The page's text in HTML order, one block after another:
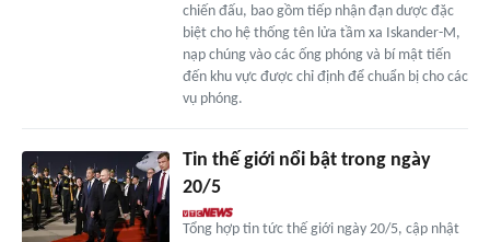
chiến đấu, bao gồm tiếp nhận đạn dược đặc
biệt cho hệ thống tên lửa tầm xa Iskander-M,
nạp chúng vào các ống phóng và bí mật tiến
đến khu vực được chỉ định để chuẩn bị cho các
vụ phóng.
Tin thế giới nổi bật trong ngày
20/5
Tổng hợp tin tức thế giới ngày 20/5, cập nhật